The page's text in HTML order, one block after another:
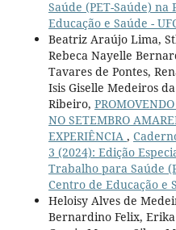
Saúde (PET-Saúde)
Educação e Saúde -
Beatriz Araújo Lima,
Rebeca Nayelle
Tavares de Pontes,
Isis Giselle Medeiros
Ribeiro,
NO SETEMBRO
EXPERIÊNCIA ,
3 (2024): Edição
Trabalho para Saúde
Centro de Educação e
Heloisy Alves de
Bernardino Felix,